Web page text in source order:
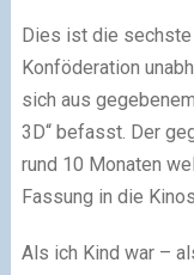
Dies ist die
Konföderation
sich aus
3D“ befasst. Der
rund 10 Monaten
Fassung in die
Als ich Kind war –